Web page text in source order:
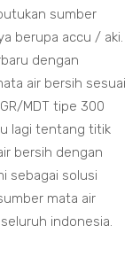
sumber
berupa accu / aki.
dengan
air bersih sesuai
MDT tipe 300
lagi tentang titik
bersih dengan
sebagai solusi
mata air
indonesia.